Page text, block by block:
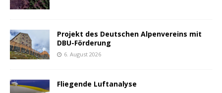
Projekt des Deutschen Alpenvereins mit
DBU-Förderung
6. August 2026
Fliegende Luftanalyse